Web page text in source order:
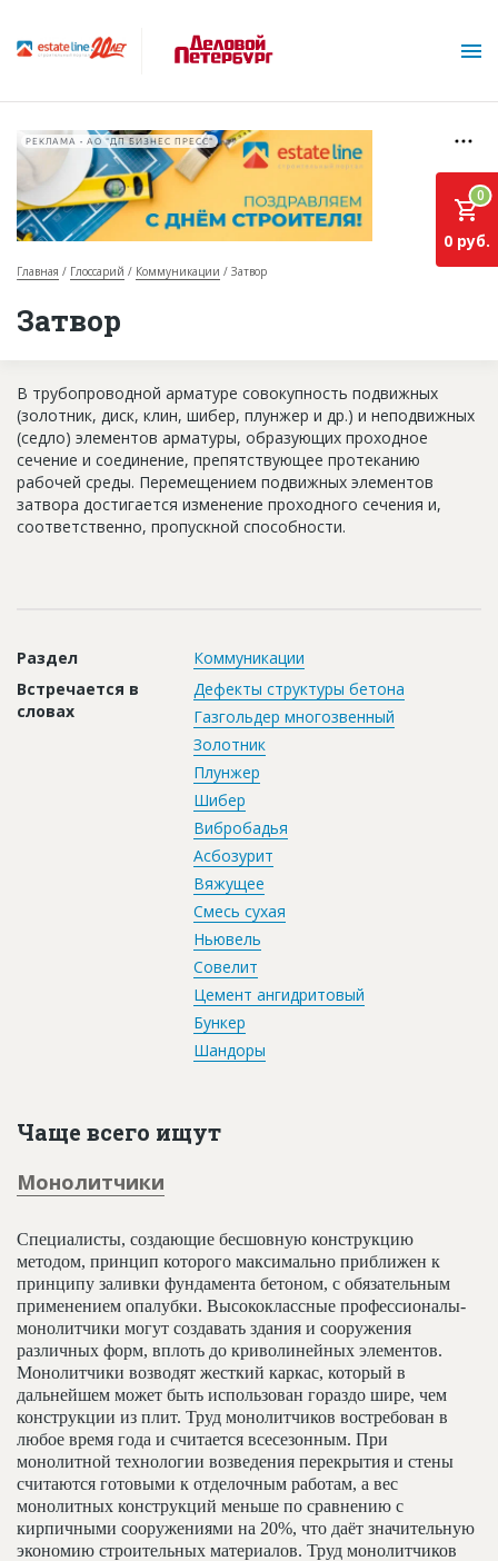
О проекте
База строящихся объектов
Инвестпроекты
Глоссарий
Новости
Контакты
Личный кабинет
РЕКЛАМА • АО "ДП БИЗНЕС ПРЕСС"
Главная Глоссарий Коммуникации Затвор
Затвор
0
0 руб.
В трубопроводной арматуре совокупность подвижных
(золотник, диск, клин, шибер, плунжер и др.) и неподвижных
(седло) элементов арматуры, образующих проходное
сечение и соединение, препятствующее протеканию
рабочей среды. Перемещением подвижных элементов
затвора достигается изменение проходного сечения и,
соответственно, пропускной способности.
Раздел
Коммуникации
Встречается в
словах
Дефекты структуры бетона
Газгольдер многозвенный
Золотник
Плунжер
Шибер
Вибробадья
Асбозурит
Вяжущее
Смесь сухая
Ньювель
Совелит
Цемент ангидритовый
Бункер
Шандоры
Чаще всего ищут
Монолитчики
Специалисты, создающие бесшовную конструкцию
методом, принцип которого максимально приближен к
принципу заливки фундамента бетоном, с обязательным
применением опалубки. Высококлассные профессионалы-
монолитчики могут создавать здания и сооружения
различных форм, вплоть до криволинейных элементов.
Монолитчики возводят жесткий каркас, который в
дальнейшем может быть использован гораздо шире, чем
конструкции из плит. Труд монолитчиков востребован в
любое время года и считается всесезонным. При
монолитной технологии возведения перекрытия и стены
считаются готовыми к отделочным работам, а вес
монолитных конструкций меньше по сравнению с
кирпичными сооружениями на 20%, что даёт значительную
экономию строительных материалов. Труд монолитчиков